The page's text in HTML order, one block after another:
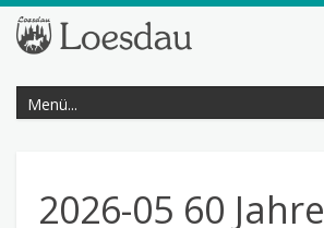
2026-05 60 Jahre